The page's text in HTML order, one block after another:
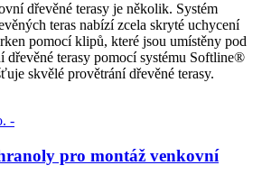
dřevěné terasy je několik. Systém
teras nabízí zcela skryté uchycení
pomocí klipů, které jsou umístěny pod
terasy pomocí systému Softline®
skvělé provětrání dřevěné terasy.
pro montáž venkovní